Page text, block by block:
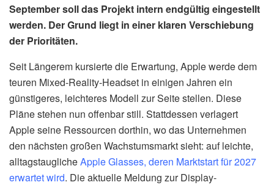
September soll das Projekt intern endgültig eingestellt
werden. Der Grund liegt in einer klaren Verschiebung
der Prioritäten.
Seit Längerem kursierte die Erwartung, Apple werde dem
teuren Mixed-Reality-Headset in einigen Jahren ein
günstigeres, leichteres Modell zur Seite stellen. Diese
Pläne stehen nun offenbar still. Stattdessen verlagert
Apple seine Ressourcen dorthin, wo das Unternehmen
den nächsten großen Wachstumsmarkt sieht: auf leichte,
alltagstauglicheApple Glasses, deren Marktstart für 2027
erwartet wird. Die aktuelle Meldung zur Display-